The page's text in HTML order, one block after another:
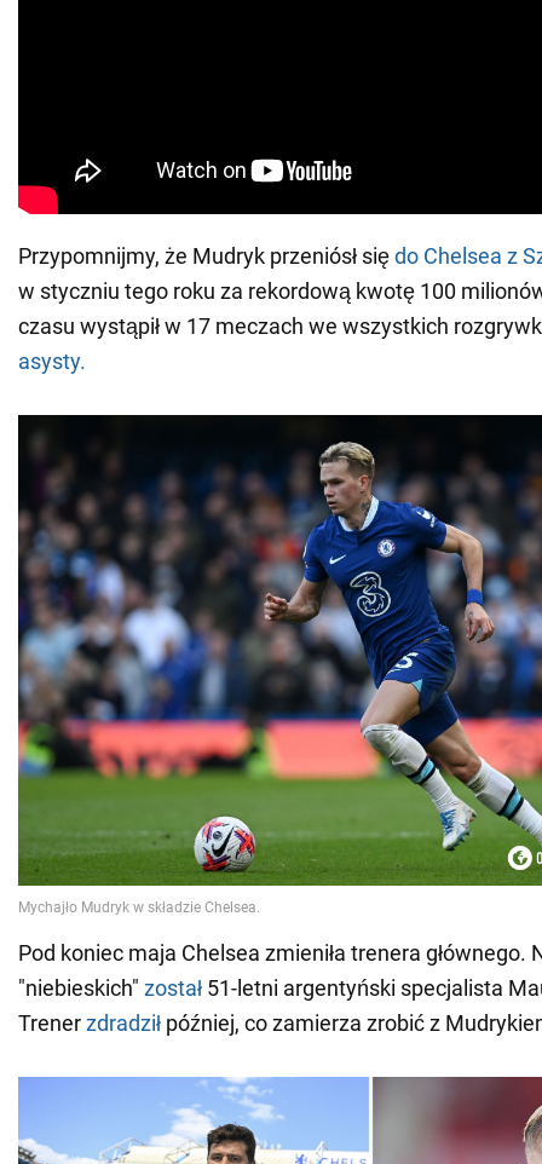
Przypomnijmy, że Mudryk przeniósł siędo Chelsea z
w styczniu tego roku za rekordową kwotę 100
czasu wystąpił w 17 meczach we wszystkich
asysty.
Pod koniec maja Chelsea zmieniła trenera głównego.
"niebieskich" został 51-letni argentyński specjalista
Trenerzdradził później, co zamierza zrobić z